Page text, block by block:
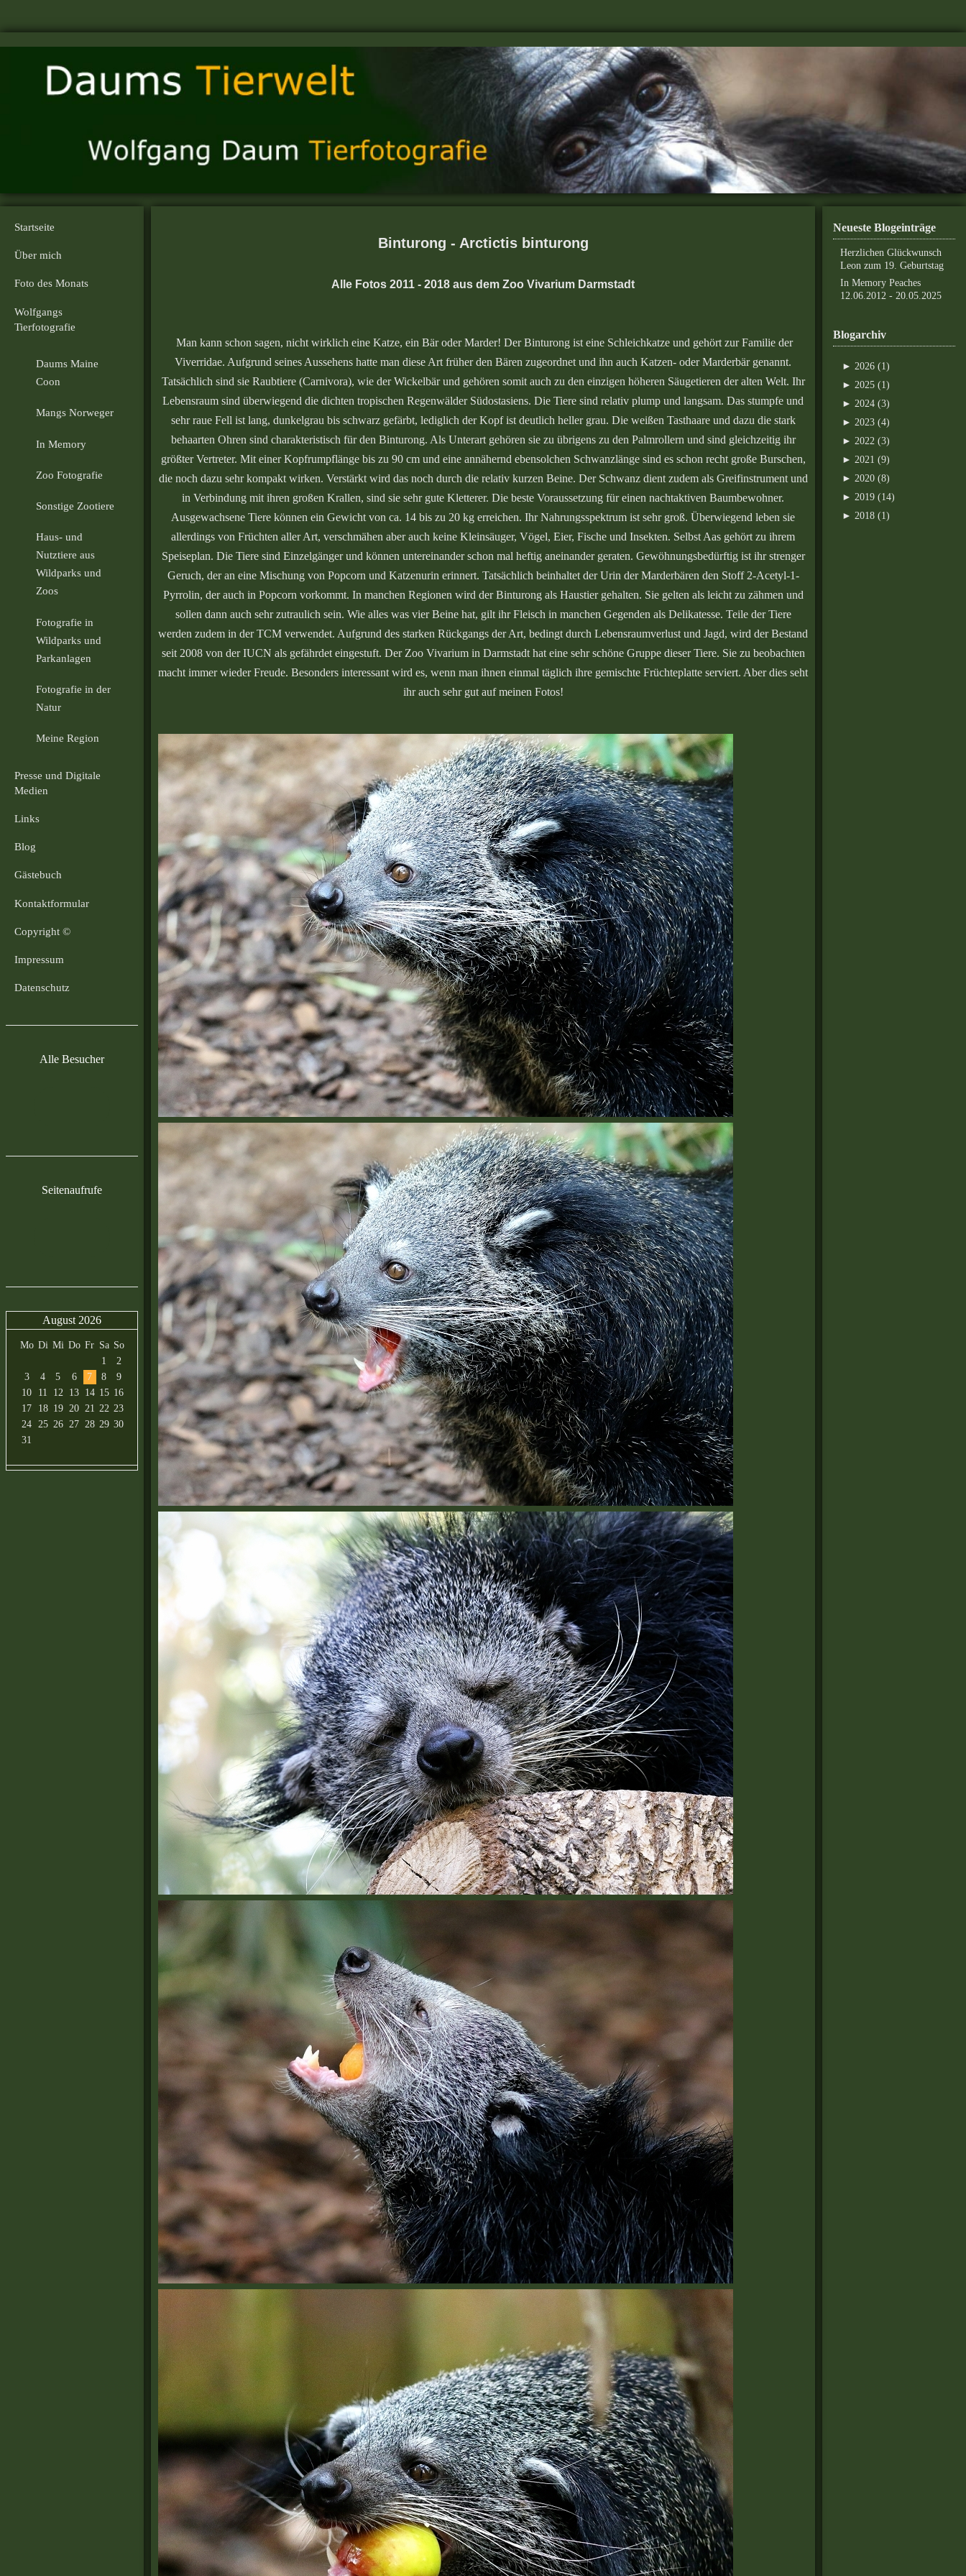
Startseite
Über mich
Foto des Monats
Wolfgangs
Tierfotografie
Daums Maine
Coon
Mangs Norweger
In Memory
Zoo Fotografie
Sonstige Zootiere
Haus- und
Nutztiere aus
Wildparks und
Zoos
Fotografie in
Wildparks und
Parkanlagen
Fotografie in der
Natur
Meine Region
Presse und Digitale
Medien
Links
Blog
Gästebuch
Kontaktformular
Copyright ©
Impressum
Datenschutz
Alle Besucher
Seitenaufrufe
August 2026
Mo Di Mi Do Fr Sa So
1
2
3
4 5 6 7 8
9
10
11 12 13 14 15 16
17
18 19 20 21 22 23
24
25 26 27 28 29 30
31
Neueste Blogeinträge
Herzlichen Glückwunsch
Leon zum 19. Geburtstag
In Memory Peaches
12.06.2012 - 20.05.2025
Blogarchiv
► 2026 (1)
► 2025 (1)
► 2024 (3)
► 2023 (4)
► 2022 (3)
► 2021 (9)
► 2020 (8)
► 2019 (14)
► 2018 (1)
Binturong - Arctictis binturong
Alle Fotos 2011 - 2018 aus dem Zoo Vivarium Darmstadt
Man kann schon sagen, nicht wirklich eine Katze, ein Bär oder Marder! Der Binturong ist eine Schleichkatze und gehört zur Familie der
Viverridae. Aufgrund seines Aussehens hatte man diese Art früher den Bären zugeordnet und ihn auch Katzen- oder Marderbär genannt.
Tatsächlich sind sie Raubtiere (Carnivora), wie der Wickelbär und gehören somit auch zu den einzigen höheren Säugetieren der alten Welt. Ihr
Lebensraum sind überwiegend die dichten tropischen Regenwälder Südostasiens. Die Tiere sind relativ plump und langsam. Das stumpfe und
sehr raue Fell ist lang, dunkelgrau bis schwarz gefärbt, lediglich der Kopf ist deutlich heller grau. Die weißen Tasthaare und dazu die stark
behaarten Ohren sind charakteristisch für den Binturong. Als Unterart gehören sie zu übrigens zu den Palmrollern und sind gleichzeitig ihr
größter Vertreter. Mit einer Kopfrumpflänge bis zu 90 cm und eine annähernd ebensolchen Schwanzlänge sind es schon recht große Burschen,
die noch dazu sehr kompakt wirken. Verstärkt wird das noch durch die relativ kurzen Beine. Der Schwanz dient zudem als Greifinstrument und
in Verbindung mit ihren großen Krallen, sind sie sehr gute Kletterer. Die beste Voraussetzung für einen nachtaktiven Baumbewohner.
Ausgewachsene Tiere können ein Gewicht von ca. 14 bis zu 20 kg erreichen. Ihr Nahrungsspektrum ist sehr groß. Überwiegend leben sie
allerdings von Früchten aller Art, verschmähen aber auch keine Kleinsäuger, Vögel, Eier, Fische und Insekten. Selbst Aas gehört zu ihrem
Speiseplan. Die Tiere sind Einzelgänger und können untereinander schon mal heftig aneinander geraten. Gewöhnungsbedürftig ist ihr strenger
Geruch, der an eine Mischung von Popcorn und Katzenurin erinnert. Tatsächlich beinhaltet der Urin der Marderbären den Stoff 2-Acetyl-1-
Pyrrolin, der auch in Popcorn vorkommt. In manchen Regionen wird der Binturong als Haustier gehalten. Sie gelten als leicht zu zähmen und
sollen dann auch sehr zutraulich sein. Wie alles was vier Beine hat, gilt ihr Fleisch in manchen Gegenden als Delikatesse. Teile der Tiere
werden zudem in der TCM verwendet. Aufgrund des starken Rückgangs der Art, bedingt durch Lebensraumverlust und Jagd, wird der Bestand
seit 2008 von der IUCN als gefährdet eingestuft. Der Zoo Vivarium in Darmstadt hat eine sehr schöne Gruppe dieser Tiere. Sie zu beobachten
macht immer wieder Freude. Besonders interessant wird es, wenn man ihnen einmal täglich ihre gemischte Früchteplatte serviert. Aber dies seht
ihr auch sehr gut auf meinen Fotos!